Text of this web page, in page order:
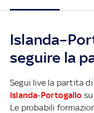
seguire la
Segui live la partita
Islanda-Portogallo
Le probabili